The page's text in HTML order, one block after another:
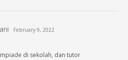
February 9, 2022
di sekolah, dan tutor